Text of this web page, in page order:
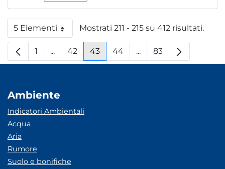
5 ElementiPer paginaMostrati 211 - 215 su 412 risultati.
Pagina
1 ...Pagine intermedie
Pagina
42 Pagina
43 Pagina
44 ...Pagine intermedie
Pagina
83
Ambiente
Indicatori Ambientali
Acqua
Aria
Rumore
Suolo e bonifiche